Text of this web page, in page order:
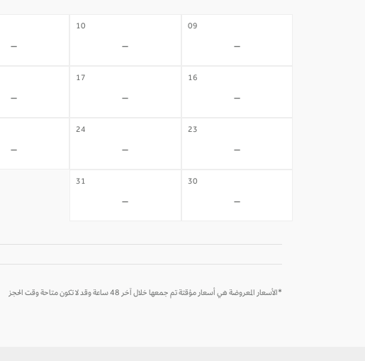
09
-
10
-
-
16
-
17
-
-
23
-
24
-
-
30
-
31
-
*الأسعار المعروضة هي أسعار مؤقتة تم جمعها خلال آخر 48 ساعة وقد لا تكون متاحة وقت الحجز